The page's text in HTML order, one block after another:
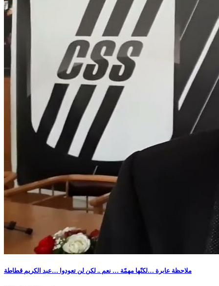
ملاحظة عابرة …لكنّها مهمّة … نعم .. لكن لن تعودوا …عبد الكريم قطاطة